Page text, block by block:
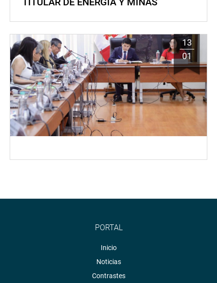
13
01
PORTAL
Inicio
Noticias
Contrastes